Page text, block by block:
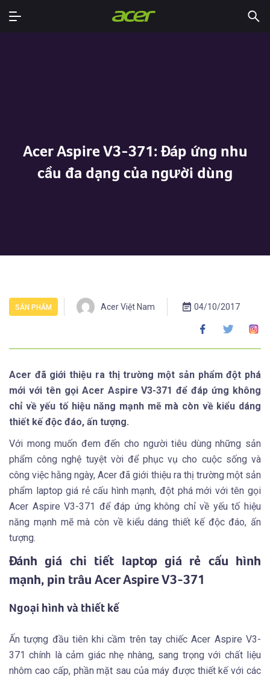
Acer Aspire V3-371: Đáp ứng nhu
cầu đa dạng của người dùng
SẢN PHẨM Acer Việt Nam 04/10/2017
Acer đã giới thiệu ra thị trường một sản phẩm đột phá
mới với tên gọi Acer Aspire V3-371 để đáp ứng không
chỉ về yếu tố hiệu năng mạnh mẽ mà còn về kiểu dáng
thiết kế độc đáo, ấn tượng.
Với mong muốn đem đến cho người tiêu dùng những sản
phẩm công nghệ tuyệt vời để phục vụ cho cuộc sống và
công việc hằng ngày, Acer đã giới thiệu ra thị trường một sản
phẩm laptop giá rẻ cấu hình mạnh, đột phá mới với tên gọi
Acer Aspire V3-371 để đáp ứng không chỉ về yếu tố hiệu
năng mạnh mẽ mà còn về kiểu dáng thiết kế độc đáo, ấn
tượng.
Đánh giá chi tiết laptop giá rẻ cấu hình
mạnh, pin trâu Acer Aspire V3-371
Ngoại hình và thiết kế
Ấn tượng đầu tiên khi cầm trên tay chiếc Acer Aspire V3-
371 chính là cảm giác nhẹ nhàng, sang trọng với chất liệu
nhôm cao cấp, phần mặt sau của máy được thiết kế với các